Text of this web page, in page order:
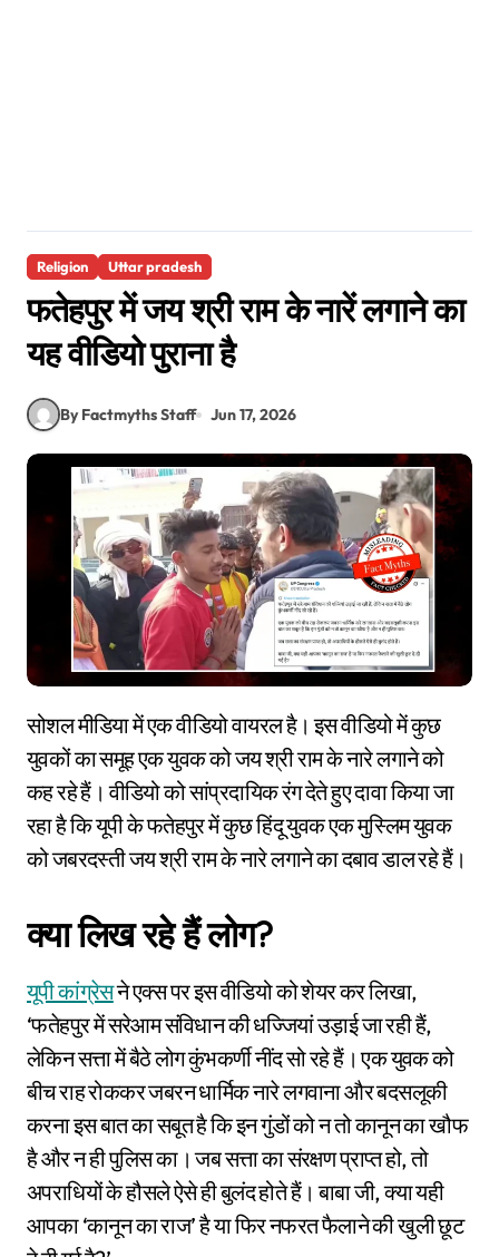
Religion Uttar pradesh
फतेहपुर में जय श्री राम के नारें लगाने का
यह वीडियो पुराना है
By Factmyths Staff Jun 17, 2026
सोशल मीडिया में एक वीडियो वायरल है। इस वीडियो में कुछ
युवकों का समूह एक युवक को जय श्री राम के नारे लगाने को
कह रहे हैं। वीडियो को सांप्रदायिक रंग देते हुए दावा किया जा
रहा है कि यूपी के फतेहपुर में कुछ हिंदू युवक एक मुस्लिम युवक
को जबरदस्ती जय श्री राम के नारे लगाने का दबाव डाल रहे हैं।
क्या लिख रहे हैं लोग?
यूपी कांग्रेसने एक्स पर इस वीडियो को शेयर कर लिखा,
‘फतेहपुर में सरेआम संविधान की धज्जियां उड़ाई जा रही हैं,
लेकिन सत्ता में बैठे लोग कुंभकर्णी नींद सो रहे हैं। एक युवक को
बीच राह रोककर जबरन धार्मिक नारे लगवाना और बदसलूकी
करना इस बात का सबूत है कि इन गुंडों को न तो कानून का खौफ
है और न ही पुलिस का। जब सत्ता का संरक्षण प्राप्त हो, तो
अपराधियों के हौसले ऐसे ही बुलंद होते हैं। बाबा जी, क्या यही
आपका ‘कानून का राज’ है या फिर नफरत फैलाने की खुली छूट